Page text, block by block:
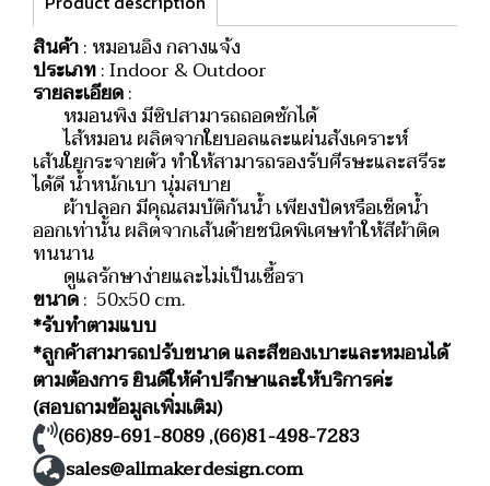
สินค้า: หมอนอิง กลางแจ้ง
ประเภท: Indoor & Outdoor
รายละเอียด:
หมอนพิง มีซิปสามารถถอดซักได้
ไส้หมอน ผลิตจากใยบอลและแผ่นสังเคราะห์
เส้นใยกระจายตัว ทำให้สามารถรองรับศีรษะและสรีระ
ได้ดี น้ำหนักเบา นุ่มสบาย
ผ้าปลอก มีคุณสมบัติกันน้ำ เพียงปัดหรือเช็ดน้ำ
ออกเท่านั้น ผลิตจากเส้นด้ายชนิดพิเศษทำให้สีผ้าติด
ทนนาน
ดูแลรักษาง่ายและไม่เป็นเชื้อรา
ขนาด: 50x50 cm.
*รับทำตามแบบ
*ลูกค้าสามารถปรับขนาด และสีของเบาะและหมอนได้
ตามต้องการ ยินดีให้คำปรึกษาและให้บริการค่ะ
(สอบถามข้อมูลเพิ่มเติม)
(66)89-691-8089,(66)81-498-7283
sales@allmakerdesign.com